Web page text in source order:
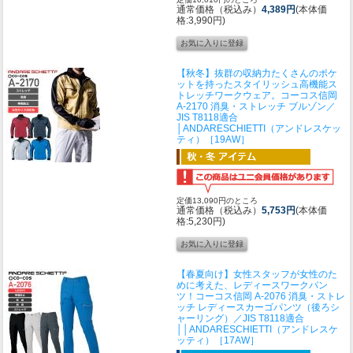
通常価格（税込み） 4,389円(本体価
格:3,990円)
【秋冬】抜群の収納力たくさんのポケ
ットを持ったスタイリッシュ高機能ス
トレッチワークウェア。
コーコス信岡
A-2170 消臭・ストレッチ ブルゾン／
JIS T8118適合
│ANDARESCHIETTI（アンドレスケッ
ティ）［19AW］
定価13,090円のところ
通常価格（税込み） 5,753円(本体価
格:5,230円)
【春夏向け】女性スタッフが女性のた
めに考えた、レディースワークパン
ツ！ コーコス信岡 A-2076 消臭・ストレ
ッチ レディースカーゴパンツ（後ろシ
ャーリング）／JIS T8118適合
││ANDARESCHIETTI（アンドレスケ
ッティ）［17AW］